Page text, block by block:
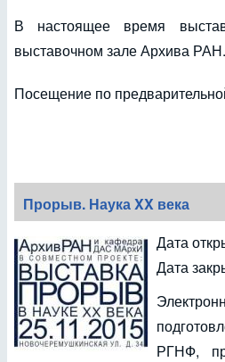
В настоящее время
выставочном зале Архива РАН.
Посещение по
Прорыв. Наука XX века
Дата
Дата
РГНФ,